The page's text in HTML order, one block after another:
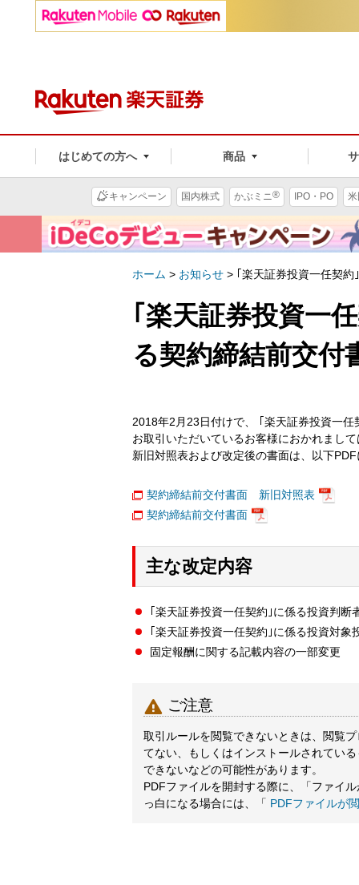
はじめての方へ 商品
キャンペーン 国内株式 かぶミニ® IPO・PO
ホーム > お知らせ > ｢楽天証券投資一任契
｢楽天証券投資一
る契約締結前交付
2018年2月23日付けで、 ｢楽天証券投資一
お取引いただいているお客様におかれまし
新旧対照表および改定後の書面は、以下
契約締結前交付書面 新旧対照表
契約締結前交付書面
主な改定内容
｢楽天証券投資一任契約｣に係る投資判断
｢楽天証券投資一任契約｣に係る投資対象
固定報酬に関する記載内容の一部変更
 ご注意
取引ルールを閲覧できないときは、閲覧
てない、もしくはインストールされてい
できないなどの可能性があります。
PDFファイルを開封する際に、「ファイ
っ白になる場合には、「 PDFファイルが